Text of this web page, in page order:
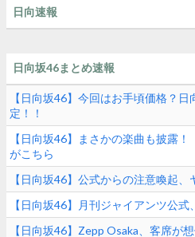
日向速報
日向坂46まとめ速報
【日向坂46】今回はお手頃価格？
定！！
【日向坂46】まさかの楽曲も披露
がこちら
【日向坂46】公式からの注意喚起
【日向坂46】月刊ジャイアンツ公式
【日向坂46】Zepp Osaka、客席が